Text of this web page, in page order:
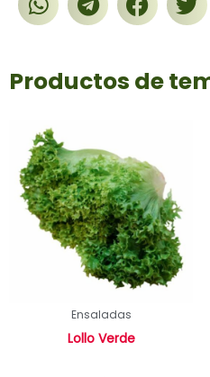
Productos de
Ensaladas
Lollo Verde